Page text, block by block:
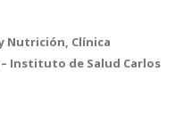
Nutrición, Clínica
– Instituto de Salud Carlos